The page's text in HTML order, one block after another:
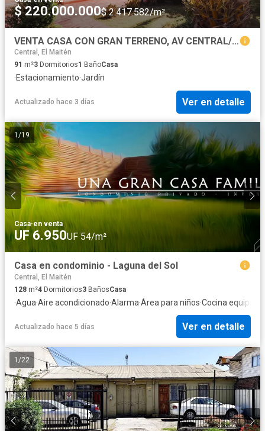
$ 220.000.000$ 2.417.582/m²
VENTA CASA CON GRAN TERRENO, AV CENTRAL/SE RECIBEN OFERTAS
Central, El Maitén
91 m²3 Dormitorios1 BañoCasa
·Estacionamiento·Jardín
Actualizado hace 3 días Ver en detalle
1 /19
Casa·en venta
UF 6.950UF 54/m²
Casa en condominio - Laguna del Sol
Central, El Maitén
128 m²4 Dormitorios3 BañosCasa
·Agua·Aire acondicionado·Alarma·Área para niños·Cocina equipada
Actualizado hace 5 días Ver en detalle
1 /22